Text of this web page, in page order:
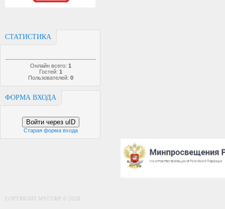
СТАТИСТИКА
Онлайн всего: 1
Гостей: 1
Пользователей: 0
ФОРМА ВХОДА
Войти через uID
Старая форма входа
COPYRIGHT MYCORP © 2026